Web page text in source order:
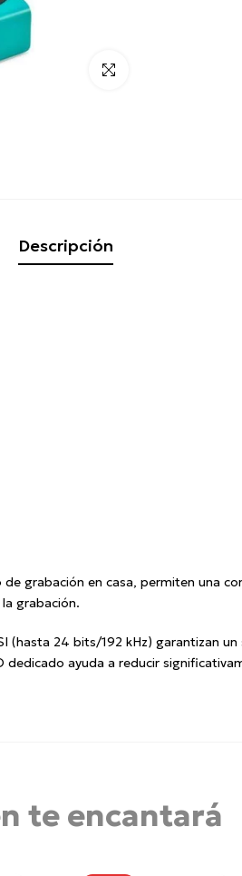
Click para alargar
Descripción
grabación en casa, permiten una
grabación.
24 bits/192 kHz) garantizan
ayuda a reducir
te encantará